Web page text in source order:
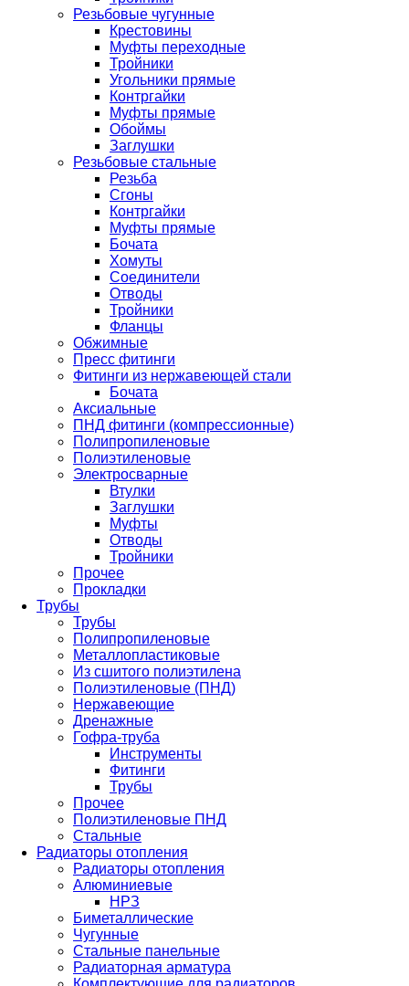
Резьбовые чугунные
Крестовины
Муфты переходные
Тройники
Угольники прямые
Контргайки
Муфты прямые
Обоймы
Заглушки
Резьбовые стальные
Резьба
Сгоны
Контргайки
Муфты прямые
Бочата
Хомуты
Соединители
Отводы
Тройники
Фланцы
Обжимные
Пресс фитинги
Фитинги из нержавеющей стали
Бочата
Аксиальные
ПНД фитинги (компрессионные)
Полипропиленовые
Полиэтиленовые
Электросварные
Втулки
Заглушки
Муфты
Отводы
Тройники
Прочее
Прокладки
Трубы
Трубы
Полипропиленовые
Металлопластиковые
Из сшитого полиэтилена
Полиэтиленовые (ПНД)
Нержавеющие
Дренажные
Гофра-труба
Инструменты
Фитинги
Трубы
Прочее
Полиэтиленовые ПНД
Стальные
Радиаторы отопления
Радиаторы отопления
Алюминиевые
НРЗ
Биметаллические
Чугунные
Стальные панельные
Радиаторная арматура